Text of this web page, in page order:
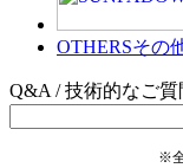
OTHERSその
Q&A / 技術的なご質
※